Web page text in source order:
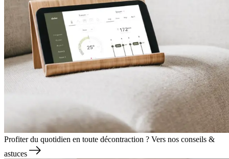
Profiter du quotidien en toute décontraction ? Vers nos conseils &
astuces